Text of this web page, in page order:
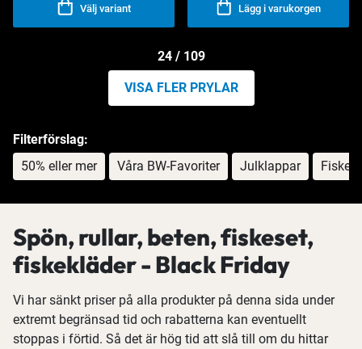
Välj variant Lägg i varukorgen
24 / 109
VISA FLER PRYLAR
Filterförslag:
50% eller mer
Våra BW-Favoriter Julklappar
Spön, rullar, beten, fiskeset,
fiskekläder - Black Friday
Vi har sänkt priser på alla produkter på denna sida under
extremt begränsad tid och rabatterna kan eventuellt
stoppas i förtid. Så det är hög tid att slå till om du hittar